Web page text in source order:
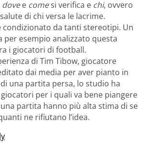
dovee comesi verifica e chi, ovvero
di chi versa le lacrime.
condizionato da tanti stereotipi. Un
per esempio analizzato questa
i giocatori di football.
di Tim Tibow, giocatore
dai media per aver pianto in
una partita persa, lo studio ha
per i quali va bene piangere
partita hanno più alta stima di se
ne rifiutano l’idea.